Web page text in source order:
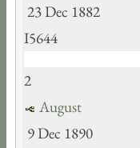
23 Dec 1882
I5644
2
August
9 Dec 1890